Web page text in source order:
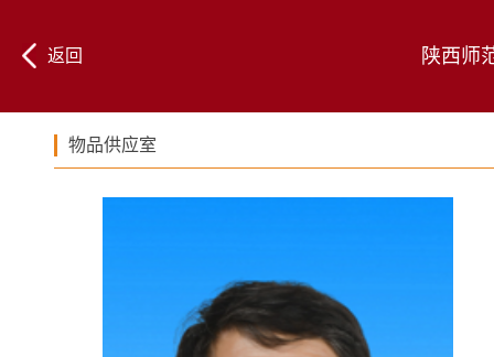
陕西师
返回
物品供应室